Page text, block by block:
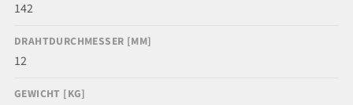
142
DRAHTDURCHMESSER [MM]
12
GEWICHT [KG]